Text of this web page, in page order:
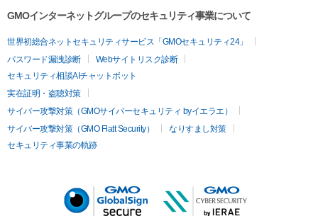
GMOインターネットグループのセキュリティ事業について
世界初総合ネットセキュリティサービス「GMOセキュリティ24」
パスワード漏洩診断
Webサイトリスク診断
セキュリティ相談AIチャットボット
実在証明・盗聴対策
サイバー攻撃対策（GMOサイバーセキュリティ byイエラエ）
サイバー攻撃対策（GMO Flatt Security）
なりすまし対策
セキュリティ事業の軌跡